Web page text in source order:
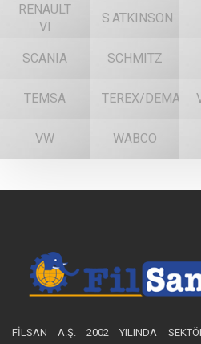
RENAULT
VI
S.ATKINSON
SCANIA SCHMITZ
TEMSA TEREX/DEMAG
VW WABCO
FİLSAN A.Ş. 2002 YILINDA